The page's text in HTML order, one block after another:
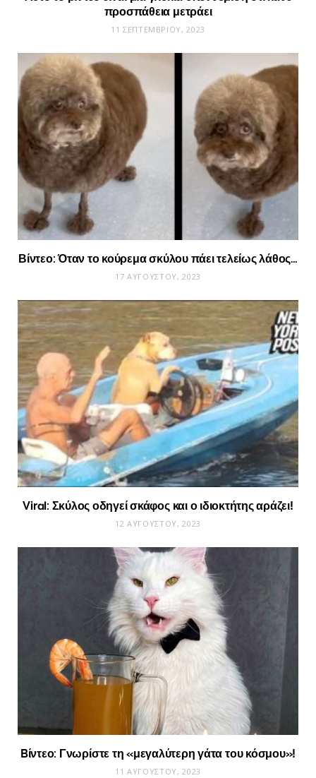
προσπάθεια μετράει
11 ΣΕΠΤΕΜΒΡΊΟΥ, 2023
Βίντεο: Όταν το κούρεμα σκύλου πάει τελείως λάθος…
17 ΑΥΓΟΎΣΤΟΥ, 2023
Viral: Σκύλος οδηγεί σκάφος και ο ιδιοκτήτης αράζει!
12 ΑΥΓΟΎΣΤΟΥ, 2023
Bίντεο: Γνωρίστε τη «μεγαλύτερη γάτα του κόσμου»!
11 ΑΥΓΟΎΣΤΟΥ, 2023